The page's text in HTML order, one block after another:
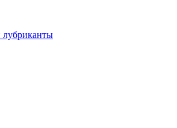
лубриканты